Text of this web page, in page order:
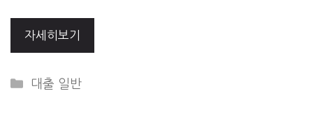
자세히보기
Categories
대출 일반